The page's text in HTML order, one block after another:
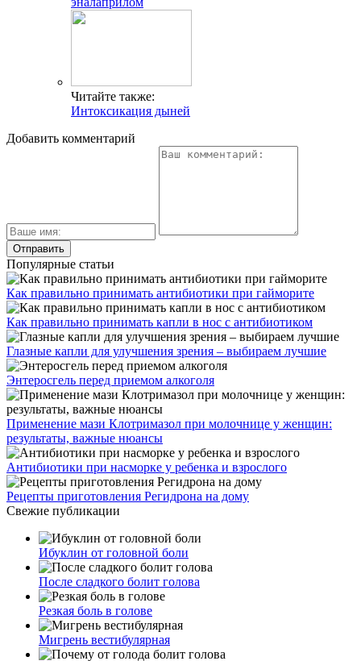
Читайте также:
Интоксикация дыней
Добавить комментарий
Популярные статьи
Как правильно принимать антибиотики при гайморите
Как правильно принимать капли в нос с антибиотиком
Глазные капли для улучшения зрения – выбираем лучшие
Энтеросгель перед приемом алкоголя
Применение мази Клотримазол при молочнице у женщин:
результаты, важные нюансы
Антибиотики при насморке у ребенка и взрослого
Рецепты приготовления Регидрона на дому
Свежие публикации
Ибуклин от головной боли
После сладкого болит голова
Резкая боль в голове
Мигрень вестибулярная